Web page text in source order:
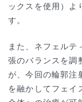
ックスを使用）よ
す。
また、ネフェルテ
張のバランスを調
が、今回の輪郭注
を融かしてフェイ